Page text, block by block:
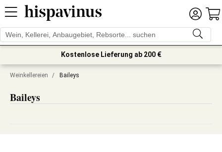
Kostenlose Lieferung ab 200 €
Weinkellereien / Baileys
Baileys